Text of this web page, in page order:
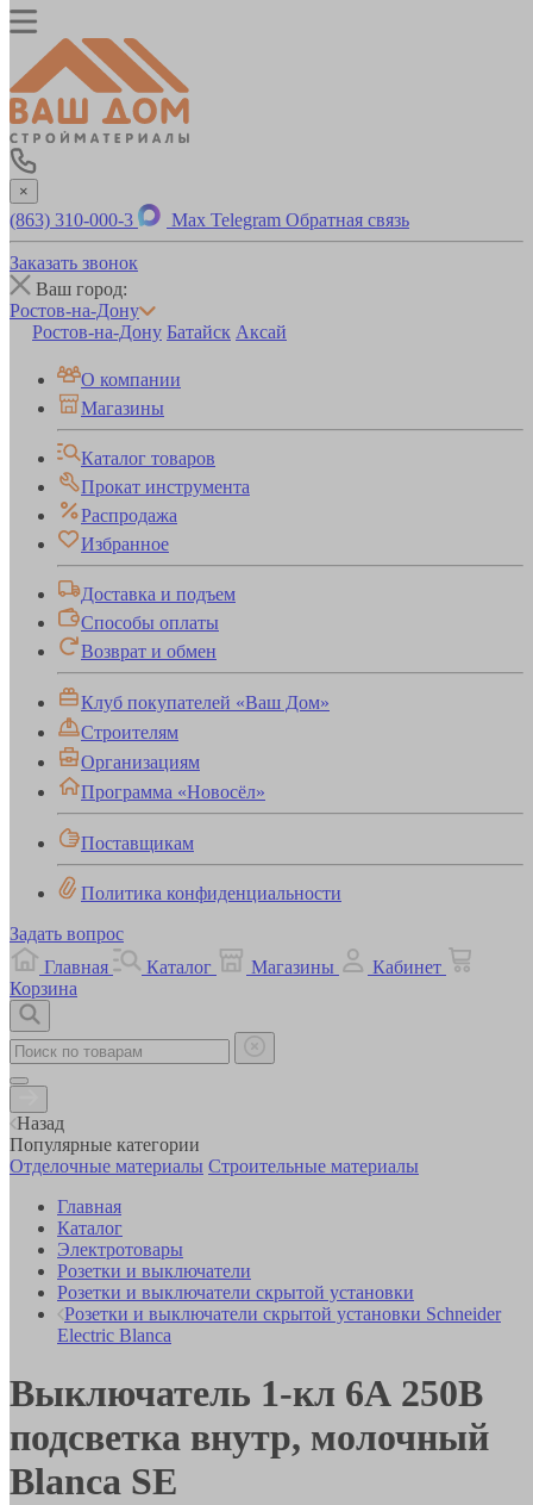
×
(863) 310-000-3 Max Telegram Обратная связь
Заказать звонок
Ваш город:
Ростов-на-Дону
Ростов-на-Дону Батайск Аксай
О компании
Магазины
Каталог товаров
Прокат инструмента
Распродажа
Избранное
Доставка и подъем
Способы оплаты
Возврат и обмен
Клуб покупателей «Ваш Дом»
Строителям
Организациям
Программа «Новосёл»
Поставщикам
Политика конфиденциальности
Задать вопрос
Главная
Каталог Магазины
Кабинет
Корзина
Назад
Популярные категории
Отделочные материалы Строительные материалы
Главная
Каталог
Электротовары
Розетки и выключатели
Розетки и выключатели скрытой установки
Розетки и выключатели скрытой установки Schneider
Electric Blanca
Выключатель 1-кл 6А 250B
подсветка внутр, молочный
Blanca SE